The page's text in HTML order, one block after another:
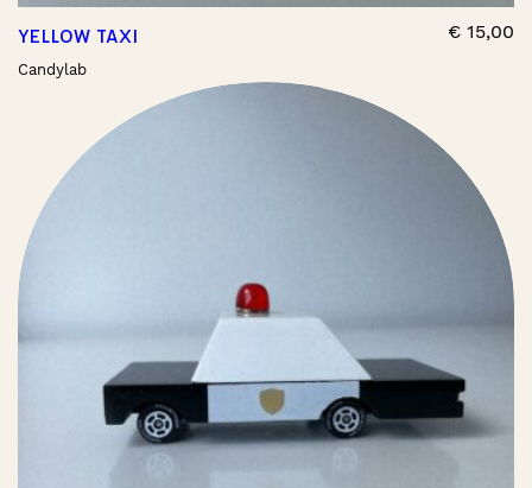
YELLOW TAXI
Candylab
€ 15,00